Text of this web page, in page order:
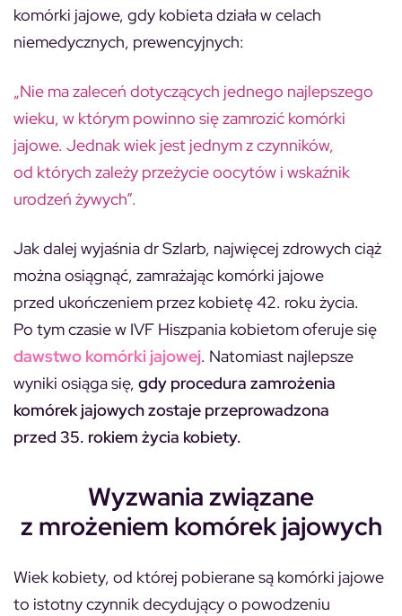
komórki jajowe, gdy kobieta działa w celach
niemedycznych, prewencyjnych:
„Nie ma zaleceń dotyczących jednego najlepszego
wieku, w którym powinno się zamrozić komórki
jajowe. Jednak wiek jest jednym z czynników,
od których zależy przeżycie oocytów i wskaźnik
urodzeń żywych”.
Jak dalej wyjaśnia dr Szlarb, najwięcej zdrowych ciąż
można osiągnąć, zamrażając komórki jajowe
przed ukończeniem przez kobietę 42. roku życia.
Po tym czasie w IVF Hiszpania kobietom oferuje się
dawstwo komórki jajowej. Natomiast najlepsze
wyniki osiąga się, gdy procedura zamrożenia
komórek jajowych zostaje przeprowadzona
przed 35. rokiem życia kobiety.
Wyzwania związane
z mrożeniem komórek jajowych
Wiek kobiety, od której pobierane są komórki jajowe
to istotny czynnik decydujący o powodzeniu